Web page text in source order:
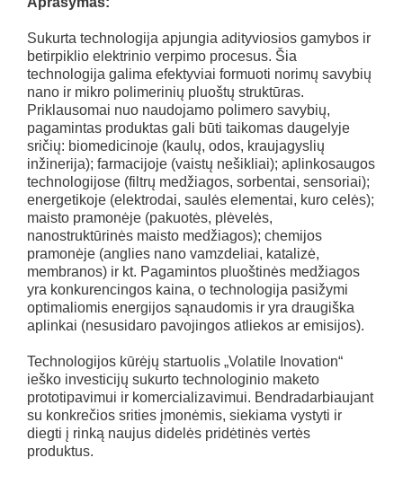
Sukurta technologija apjungia adityviosios gamybos ir
betirpiklio elektrinio verpimo procesus. Šia
technologija galima efektyviai formuoti norimų savybių
nano ir mikro polimerinių pluoštų struktūras.
Priklausomai nuo naudojamo polimero savybių,
pagamintas produktas gali būti taikomas daugelyje
sričių: biomedicinoje (kaulų, odos, kraujagyslių
inžinerija); farmacijoje (vaistų nešikliai); aplinkosaugos
technologijose (filtrų medžiagos, sorbentai, sensoriai);
energetikoje (elektrodai, saulės elementai, kuro celės);
maisto pramonėje (pakuotės, plėvelės,
nanostruktūrinės maisto medžiagos); chemijos
pramonėje (anglies nano vamzdeliai, katalizė,
membranos) ir kt. Pagamintos pluoštinės medžiagos
yra konkurencingos kaina, o technologija pasižymi
optimaliomis energijos sąnaudomis ir yra draugiška
aplinkai (nesusidaro pavojingos atliekos ar emisijos).
Technologijos kūrėjų startuolis „Volatile Inovation“
ieško investicijų sukurto technologinio maketo
prototipavimui ir komercializavimui. Bendradarbiaujant
su konkrečios srities įmonėmis, siekiama vystyti ir
diegti į rinką naujus didelės pridėtinės vertės
produktus.